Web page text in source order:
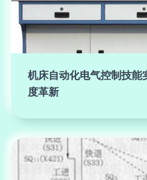
机床自动化电气控制技能
度革新